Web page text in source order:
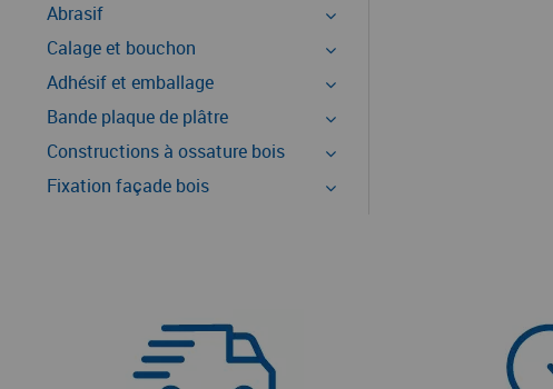
Abrasif
Calage et bouchon
Adhésif et emballage
Bande plaque de plâtre
Constructions à ossature bois
Fixation façade bois